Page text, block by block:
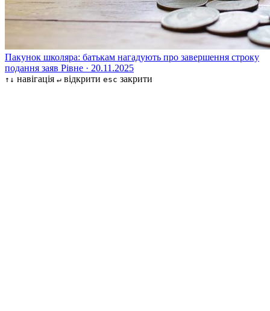
Пакунок школяра: батькам нагадують про завершення строку
подання заяв Рівне · 20.11.2025
↑↓ навігація ↵ відкрити esc закрити